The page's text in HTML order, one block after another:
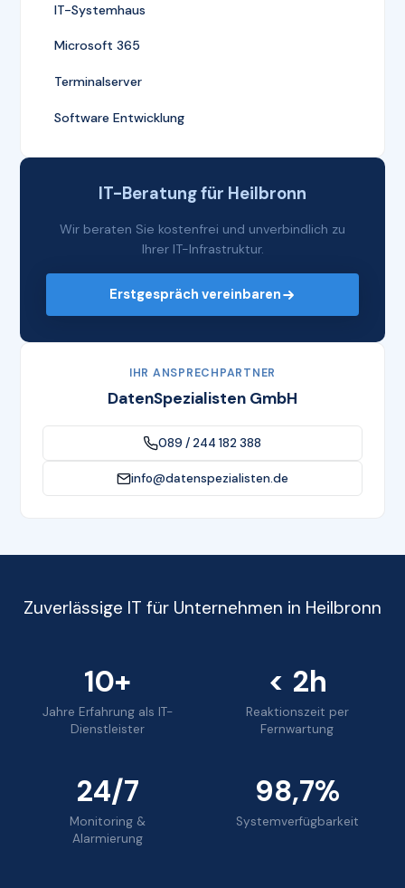
IT-Systemhaus
Microsoft 365
Terminalserver
Software Entwicklung
IT-Beratung für Heilbronn
Wir beraten Sie kostenfrei und unverbindlich zu
Ihrer IT-Infrastruktur.
Erstgespräch vereinbaren
IHR ANSPRECHPARTNER
DatenSpezialisten GmbH
089 / 244 182 388
info@datenspezialisten.de
Zuverlässige IT für Unternehmen in Heilbronn
10+
Jahre Erfahrung als IT-
Dienstleister
< 2h
Reaktionszeit per
Fernwartung
24/7
Monitoring &
Alarmierung
98,7%
Systemverfügbarkeit